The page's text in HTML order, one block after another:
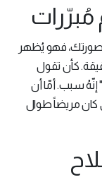
صورتك، فهو يُظهر
كأن تقول
إنّهُ سبب. أمّا أن
كان مريضاً طوال